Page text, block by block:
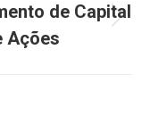
de Capital
Ações